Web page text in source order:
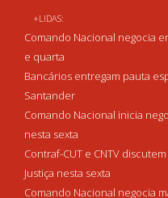
+LIDAS:
Comando Nacional negocia
e quarta
Bancários entregam pauta
Santander
Comando Nacional inicia
nesta sexta
Contraf-CUT e CNTV
Justiça nesta sexta
Comando Nacional negocia